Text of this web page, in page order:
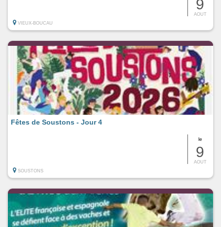
9
AOUT
VIEUX-BOUCAU
le
9
AOUT
Fêtes de Soustons - Jour 4
SOUSTONS